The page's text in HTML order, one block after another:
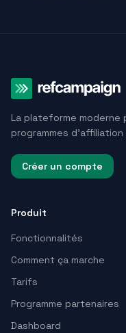
La plateforme moderne
programmes d'affiliation
Créer un compte
Produit
Fonctionnalités
Comment ça marche
Tarifs
Programme partenaires
Dashboard